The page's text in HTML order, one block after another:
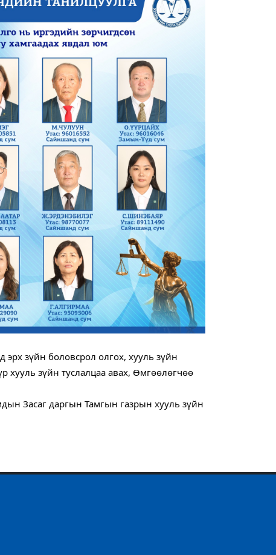
зүйн боловсрол олгох, хууль зүйн
хууль зүйн туслалцаа авах, Өмгөөлөгчөө
Засаг даргын Тамгын газрын хууль зүйн